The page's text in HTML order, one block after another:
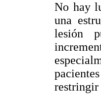
No hay
una
lesión
restringir